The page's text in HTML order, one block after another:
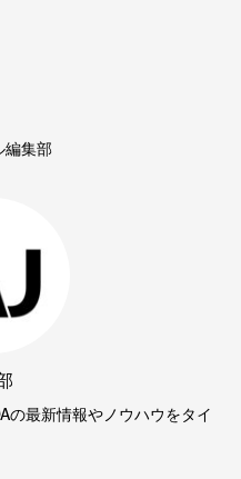
編集部
の最新情報やノウハウをタイ